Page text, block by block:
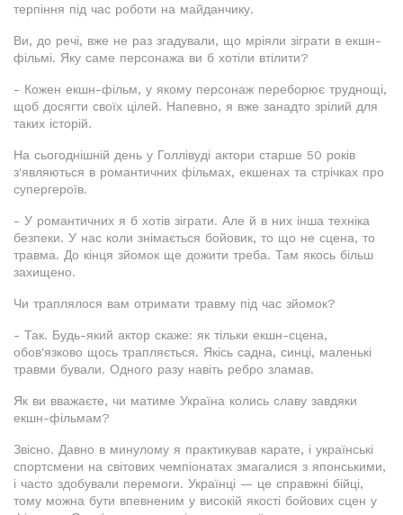
терпіння під час роботи на майданчику.
Ви, до речі, вже не раз згадували, що мріяли зіграти в екшн-
фільмі. Яку саме персонажа ви б хотіли втілити?
- Кожен екшн-фільм, у якому персонаж переборює труднощі,
щоб досягти своїх цілей. Напевно, я вже занадто зрілий для
таких історій.
На сьогоднішній день у Голлівуді актори старше 50 років
з'являються в романтичних фільмах, екшенах та стрічках про
супергероїв.
- У романтичних я б хотів зіграти. Але й в них інша техніка
безпеки. У нас коли знімається бойовик, то що не сцена, то
травма. До кінця зйомок ще дожити треба. Там якось більш
захищено.
Чи траплялося вам отримати травму під час зйомок?
- Так. Будь-який актор скаже: як тільки екшн-сцена,
обов'язково щось трапляється. Якісь садна, синці, маленькі
травми бували. Одного разу навіть ребро зламав.
Як ви вважаєте, чи матиме Україна колись славу завдяки
екшн-фільмам?
Звісно. Давно в минулому я практикував карате, і українські
спортсмени на світових чемпіонатах змагалися з японськими,
і часто здобували перемоги. Українці — це справжні бійці,
тому можна бути впевненим у високій якості бойових сцен у